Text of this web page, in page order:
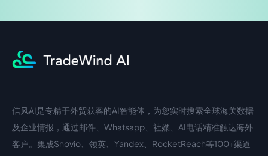
中文入口
信风AI是专精于外贸获客的AI智能体，为您实时搜索全球海关数据
及企业情报，通过邮件、Whatsapp、社媒、AI电话精准触达海外
客户。集成Snovio、领英、Yandex、RocketReach等100+渠道